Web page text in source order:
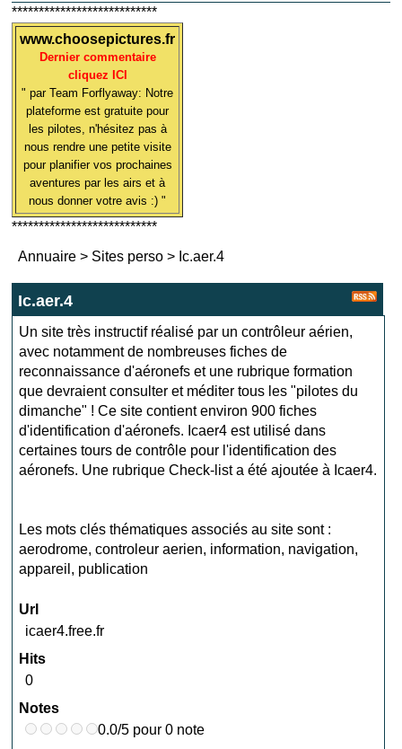
***************************
www.choosepictures.fr
Dernier commentaire
cliquez ICI
" par Team Forflyaway: Notre
plateforme est gratuite pour
les pilotes, n'hésitez pas à
nous rendre une petite visite
pour planifier vos prochaines
aventures par les airs et à
nous donner votre avis :) "
***************************
Annuaire > Sites perso > Ic.aer.4
Ic.aer.4
Un site très instructif réalisé par un contrôleur aérien,
avec notamment de nombreuses fiches de
reconnaissance d'aéronefs et une rubrique formation
que devraient consulter et méditer tous les "pilotes du
dimanche" ! Ce site contient environ 900 fiches
d'identification d'aéronefs. Icaer4 est utilisé dans
certaines tours de contrôle pour l'identification des
aéronefs. Une rubrique Check-list a été ajoutée à Icaer4.
Les mots clés thématiques associés au site sont :
aerodrome,controleur aerien, information, navigation,
appareil , publication
Url
icaer4.free.fr
Hits
0
Notes
0.0/5 pour 0 note